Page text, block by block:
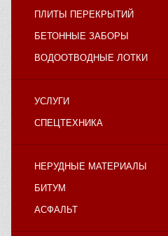
ПЛИТЫ ПЕРЕКРЫТИЙ
БЕТОННЫЕ ЗАБОРЫ
ВОДООТВОДНЫЕ ЛОТКИ
УСЛУГИ
СПЕЦТЕХНИКА
НЕРУДНЫЕ МАТЕРИАЛЫ
БИТУМ
АСФАЛЬТ